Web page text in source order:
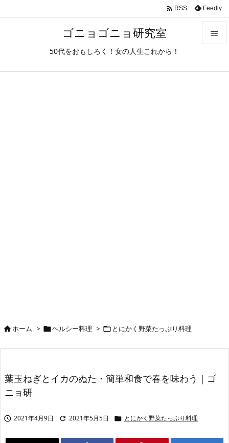
ゴニョゴニョ研究室
50代をおもしろく！女の人生これから！

 RSS Feedly
ホーム > ヘルシー料理 >  とにかく野菜たっぷり料理
葉玉ねぎとイカのぬた・簡単和食で春を味わう｜ゴ
ニョ研
 2021年4月9日  2021年5月5日  とにかく野菜たっぷり料理